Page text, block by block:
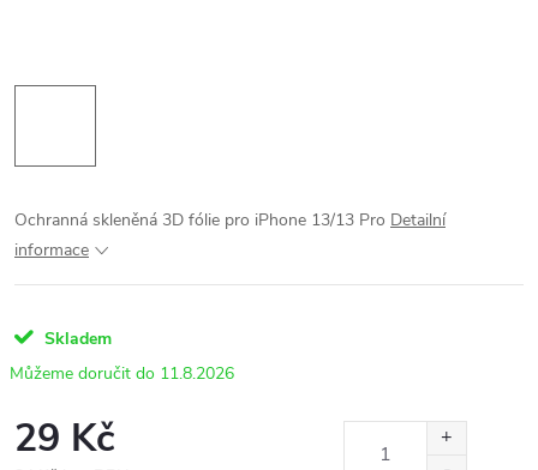
Ochranná skleněná 3D fólie pro iPhone 13/13 Pro Detailní
informace
Skladem
11.8.2026
29 Kč